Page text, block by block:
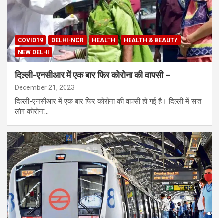
COVID19 DELHI-NCR HEALTH
HEALTH & BEAUTY
NEW DELHI
दिल्ली-एनसीआर में एक बार फिर कोरोना की वापसी –
December 21, 2023
दिल्ली-एनसीआर में एक बार फिर कोरोना की वापसी हो गई है। दिल्ली में सात
लोग कोरोना…